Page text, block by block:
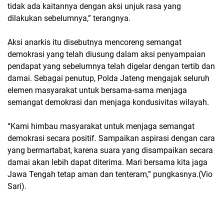
tidak ada kaitannya dengan aksi unjuk rasa yang
dilakukan sebelumnya,” terangnya.
Aksi anarkis itu disebutnya mencoreng semangat
demokrasi yang telah diusung dalam aksi penyampaian
pendapat yang sebelumnya telah digelar dengan tertib dan
damai. Sebagai penutup, Polda Jateng mengajak seluruh
elemen masyarakat untuk bersama-sama menjaga
semangat demokrasi dan menjaga kondusivitas wilayah.
“Kami himbau masyarakat untuk menjaga semangat
demokrasi secara positif. Sampaikan aspirasi dengan cara
yang bermartabat, karena suara yang disampaikan secara
damai akan lebih dapat diterima. Mari bersama kita jaga
Jawa Tengah tetap aman dan tenteram,” pungkasnya.(Vio
Sari).